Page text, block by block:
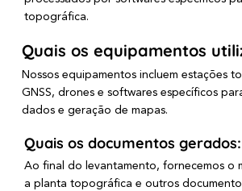
topográfica.
Quais os equipamentos
Nossos equipamentos incluem estações
GNSS, drones e softwares específicos
dados e geração de mapas.
Quais os documentos gerados:
Ao final do levantamento, fornecemos o
a planta topográfica e outros